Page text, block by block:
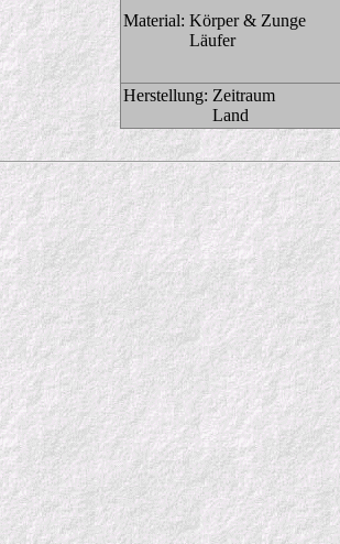
Material: Körper & Zunge
Läufer
Herstellung: Zeitraum
Land